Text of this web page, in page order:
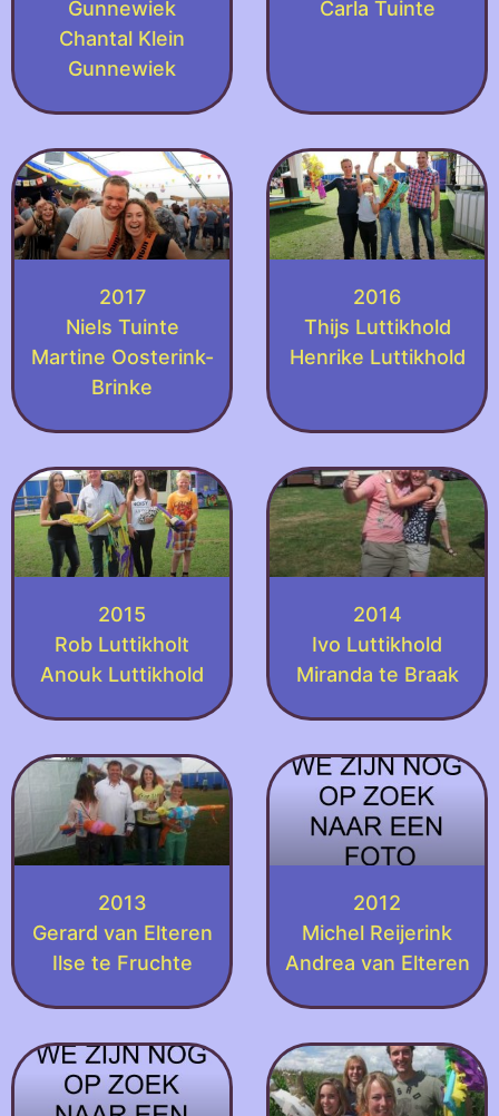
Gunnewiek
Chantal Klein
Gunnewiek
Carla Tuinte
2017
Niels Tuinte
Martine Oosterink-
Brinke
2016
Thijs Luttikhold
Henrike Luttikhold
2015
Rob Luttikholt
Anouk Luttikhold
2014
Ivo Luttikhold
Miranda te Braak
2013
Gerard van Elteren
Ilse te Fruchte
2012
Michel Reijerink
Andrea van Elteren